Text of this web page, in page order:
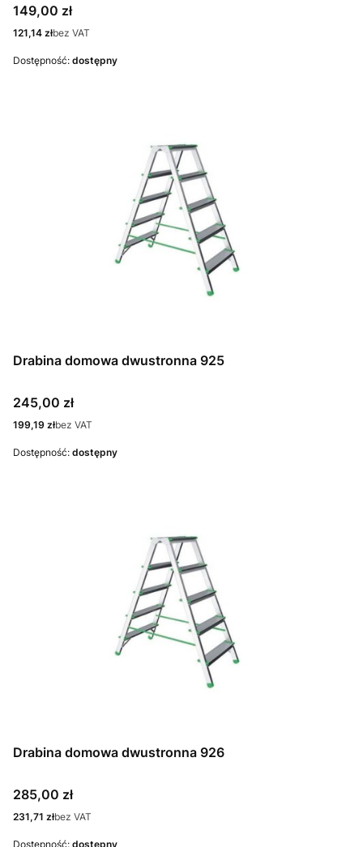
Cena
149,00 zł
Cena
121,14 złbez VAT
Dostępność: dostępny
Drabina domowa dwustronna 925
Cena
245,00 zł
Cena
199,19 złbez VAT
Dostępność: dostępny
Drabina domowa dwustronna 926
Cena
285,00 zł
Cena
231,71 złbez VAT
Dostępność: dostępny